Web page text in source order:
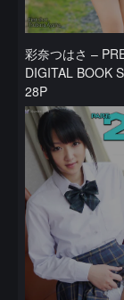
彩奈つはさ –
DIGITAL BOOK
28P